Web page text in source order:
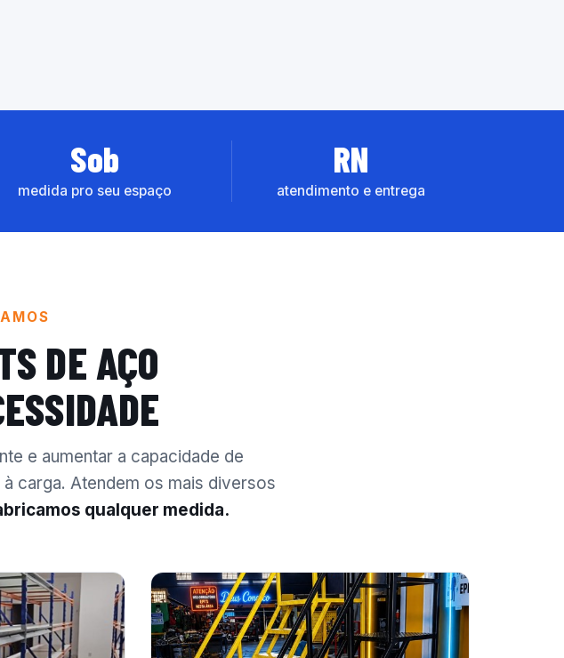
Sob
medida pro seu espaço
RN
atendimento e entrega
DE AÇO
e aumentar a capacidade de
carga. Atendem os mais diversos
qualquer medida.